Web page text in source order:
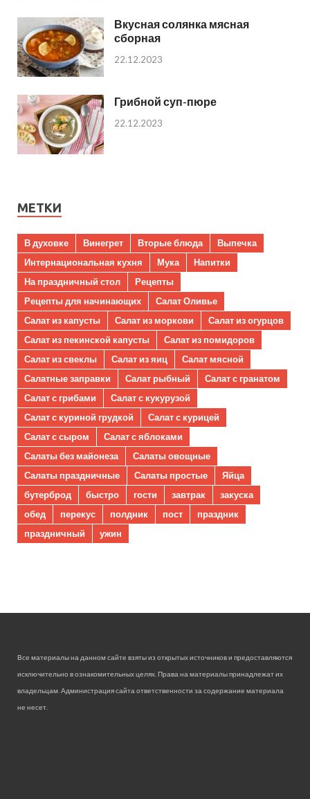
Вкусная солянка мясная
сборная
22.12.2023
Грибной суп-пюре
22.12.2023
МЕТКИ
В духовке Винегрет Вторые блюда
Выпечка
Интернациональная кухня
Мука
Напитки
На праздничный стол
Рецепты
Рецепты для начинающих
Салат Оливье
Салат из капусты
Салат из моркови
Салат из огурцов
Салат из пекинской капусты
Салат из помидоров
Салат из свеклы
Салат из яиц
Салат мясной
Салатные заправки
Салат рыбный
Салат с гранатом
Салат с грибами
Салат с кукурузой
Салат с куриной грудкой
Салат с курицей
Салат с сыром
Салат с яблоками
Салаты без майонеза
Салаты овощные
Салаты праздничные
Салаты простые
Яйца
бутерброд
быстро гости завтрак
закуска
обед
перекус полдник пост
праздник
праздничный
ужин
Все материалы на данном сайте взяты из открытых источников и предоставляются
исключительно в ознакомительных целях. Права на материалы принадлежат их
владельцам. Администрация сайта ответственности за содержание материала
не несет.